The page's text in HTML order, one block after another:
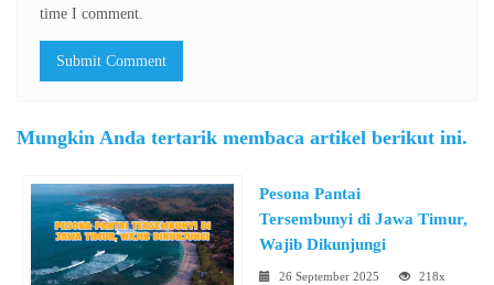
time I comment.
Mungkin Anda tertarik membaca artikel berikut ini.
Pesona Pantai
Tersembunyi di Jawa Timur,
Wajib Dikunjungi
26 September 2025
218x